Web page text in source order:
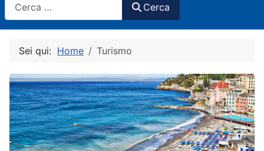
Cerca
Sei qui: Home Turismo